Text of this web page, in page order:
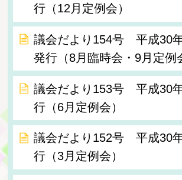
行（12月定例会）
議会だより154号 平成30
発行（8月臨時会・9月定例
議会だより153号 平成30
行（6月定例会）
議会だより152号 平成30
行（3月定例会）